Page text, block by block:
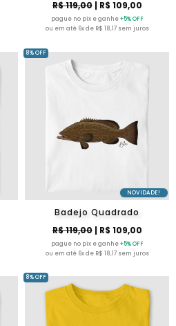
R$ 119,00| R$ 109,00
pague no pix e ganhe+5% OFF
ou em até 6x de R$ 18,17 sem juros
NOVIDADE!
Badejo Quadrado
R$ 119,00| R$ 109,00
pague no pix e ganhe+5% OFF
ou em até 6x de R$ 18,17 sem juros
8% OFF
8% OFF